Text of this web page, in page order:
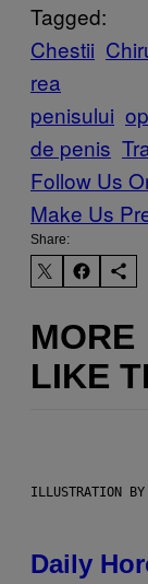
Tagged:
Chestii
rea
penisului
de penis
Follow Us
Make Us
Share:
MORE
LIKE
ILLUSTRATION
Daily